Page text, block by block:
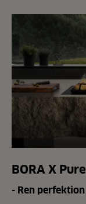
BORA X Pure
- Ren perfektion